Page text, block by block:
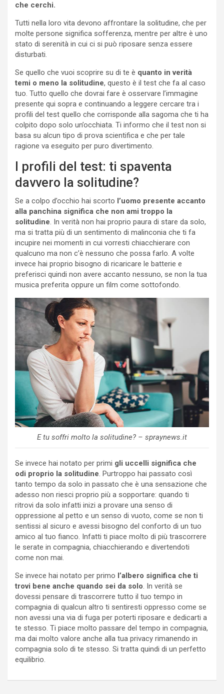
che cerchi.
Tutti nella loro vita devono affrontare la solitudine, che per
molte persone significa sofferenza, mentre per altre è uno
stato di serenità in cui ci si può riposare senza essere
disturbati.
Se quello che vuoi scoprire su di te è quanto in verità
temi o meno la solitudine, questo è il test che fa al caso
tuo. Tutto quello che dovrai fare è osservare l’immagine
presente qui sopra e continuando a leggere cercare tra i
profili del test quello che corrisponde alla sagoma che ti ha
colpito dopo solo un’occhiata. Ti informo che il test non si
basa su alcun tipo di prova scientifica e che per tale
ragione va eseguito per puro divertimento.
I profili del test: ti spaventa
davvero la solitudine?
Se a colpo d’occhio hai scorto l’uomo presente accanto
alla panchina significa che non ami troppo la
solitudine. In verità non hai proprio paura di stare da solo,
ma si tratta più di un sentimento di malinconia che ti fa
incupire nei momenti in cui vorresti chiacchierare con
qualcuno ma non c’è nessuno che possa farlo. A volte
invece hai proprio bisogno di ricaricare le batterie e
preferisci quindi non avere accanto nessuno, se non la tua
musica preferita oppure un film come sottofondo.
E tu soffri molto la solitudine? – spraynews.it
Se invece hai notato per primi gli uccelli significa che
odi proprio la solitudine. Purtroppo hai passato così
tanto tempo da solo in passato che è una sensazione che
adesso non riesci proprio più a sopportare: quando ti
ritrovi da solo infatti inizi a provare una senso di
oppressione al petto e un senso di vuoto, come se non ti
sentissi al sicuro e avessi bisogno del conforto di un tuo
amico al tuo fianco. Infatti ti piace molto di più trascorrere
le serate in compagnia, chiacchierando e divertendoti
come non mai.
Se invece hai notato per primo l’albero significa che ti
trovi bene anche quando sei da solo. In verità se
dovessi pensare di trascorrere tutto il tuo tempo in
compagnia di qualcun altro ti sentiresti oppresso come se
non avessi una via di fuga per poterti riposare e dedicarti a
te stesso. Ti piace molto passare del tempo in compagnia,
ma dai molto valore anche alla tua privacy rimanendo in
compagnia solo di te stesso. Si tratta quindi di un perfetto
equilibrio.